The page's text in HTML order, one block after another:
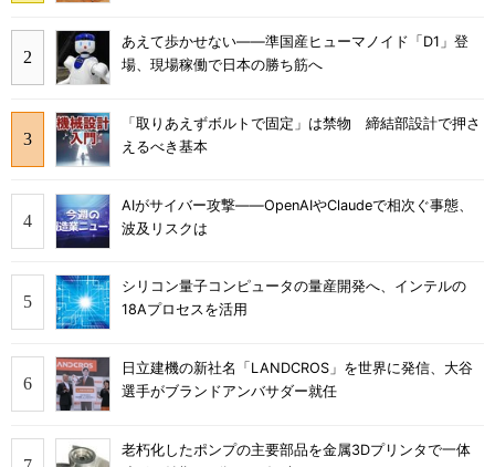
あえて歩かせない――準国産ヒューマノイド「D1」登
場、現場稼働で日本の勝ち筋へ
「取りあえずボルトで固定」は禁物 締結部設計で押さ
えるべき基本
AIがサイバー攻撃――OpenAIやClaudeで相次ぐ事態、
波及リスクは
シリコン量子コンピュータの量産開発へ、インテルの
18Aプロセスを活用
日立建機の新社名「LANDCROS」を世界に発信、大谷
選手がブランドアンバサダー就任
老朽化したポンプの主要部品を金属3Dプリンタで一体